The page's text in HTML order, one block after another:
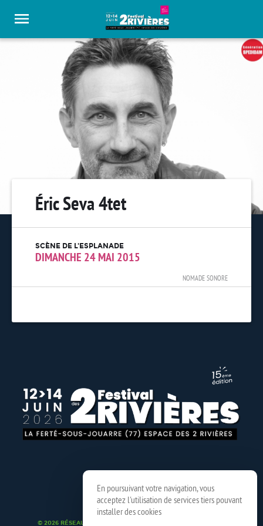
Éric Seva 4tet
SCÈNE DE L'ESPLANADE
DIMANCHE 24 MAI 2015
NOMADE SONORE
© 2026 RÉSEAU SPEDIDAM
En poursuivant votre navigation, vous
acceptez l'utilisation de services tiers pouvant
installer des cookies